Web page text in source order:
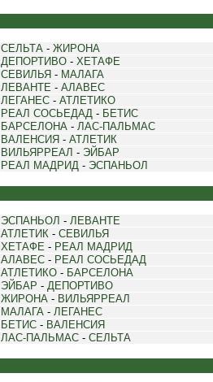
СЕЛЬТА - ЖИРОНА
ДЕПОРТИВО - ХЕТАФЕ
СЕВИЛЬЯ - МАЛАГА
ЛЕВАНТЕ - АЛАВЕС
ЛЕГАНЕС - АТЛЕТИКО
РЕАЛ СОСЬЕДАД - БЕТИС
БАРСЕЛОНА - ЛАС-ПАЛЬМАС
ВАЛЕНСИЯ - АТЛЕТИК
ВИЛЬЯРРЕАЛ - ЭЙБАР
РЕАЛ МАДРИД - ЭСПАНЬОЛ
ЭСПАНЬОЛ - ЛЕВАНТЕ
АТЛЕТИК - СЕВИЛЬЯ
ХЕТАФЕ - РЕАЛ МАДРИД
АЛАВЕС - РЕАЛ СОСЬЕДАД
АТЛЕТИКО - БАРСЕЛОНА
ЭЙБАР - ДЕПОРТИВО
ЖИРОНА - ВИЛЬЯРРЕАЛ
МАЛАГА - ЛЕГАНЕС
БЕТИС - ВАЛЕНСИЯ
ЛАС-ПАЛЬМАС - СЕЛЬТА